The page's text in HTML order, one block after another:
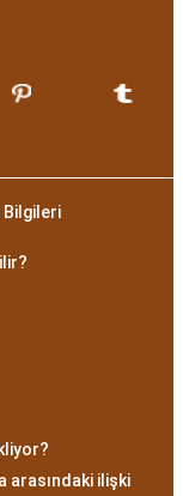
Bilgileri
arasındaki ilişki